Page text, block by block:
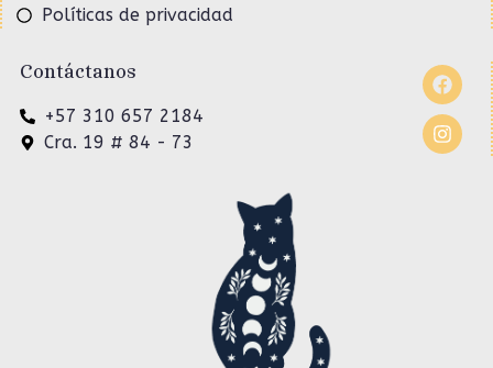
Políticas de privacidad
Contáctanos
+57 310 657 2184
Cra. 19 # 84 - 73